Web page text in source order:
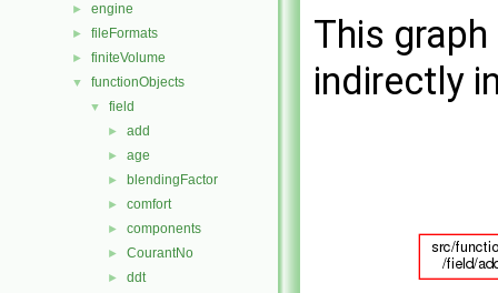
► engine
► fileFormats
► finiteVolume
▼ functionObjects
▼ field
► add
► age
► blendingFactor
► comfort
► components
► CourantNo
► ddt
This
indirectly